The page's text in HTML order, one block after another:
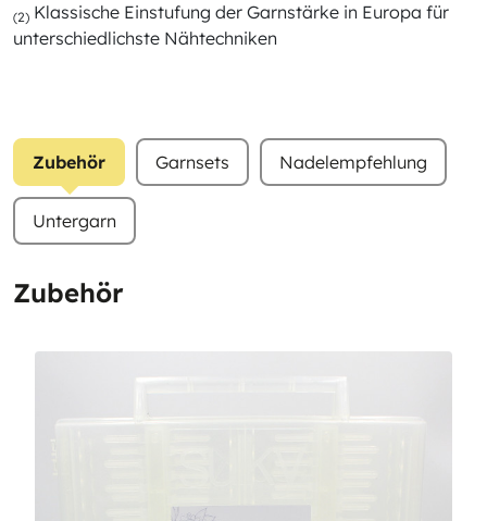
(2) Klassische Einstufung der Garnstärke in Europa für
unterschiedlichste Nähtechniken
Zubehör Garnsets Nadelempfehlung
Untergarn
Zubehör